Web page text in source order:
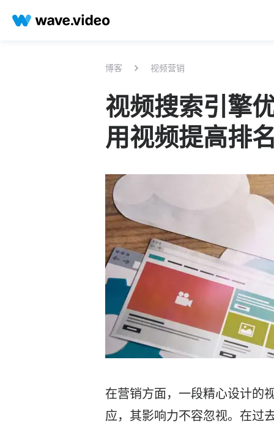
博客 视频营销
视频搜索引擎
用视频提高排名
在营销方面，一段精心设计的
应，其影响力不容忽视。在过